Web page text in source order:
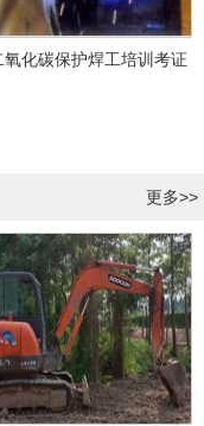
氧化碳保护焊工培训考证
更多>>